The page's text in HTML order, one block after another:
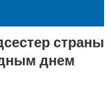
страны
днем